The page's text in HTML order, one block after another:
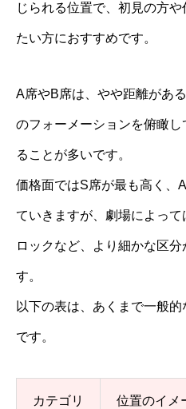
じられる位置で、初見の方
たい方におすすめです。
A席やB席は、やや距離があ
のフォーメーションを俯瞰
ることが多いです。
価格面ではS席が最も高く、
ていきますが、劇場によっ
ロックなど、より細かな区
す。
以下の表は、あくまで一般
です。
カテゴリ 位置のイメ